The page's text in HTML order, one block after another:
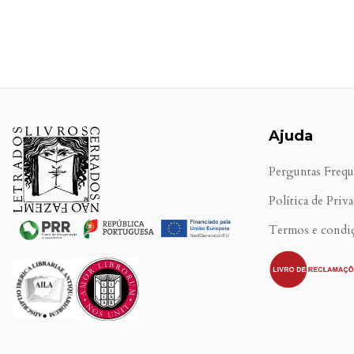
Ajuda
Perguntas
Política de
Termos e
.